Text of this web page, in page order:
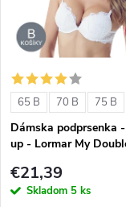
t
o
v
t
o
v65 B 70 B 75 B
Dámska podprsenka
up - Lormar My
€21,39
Skladom 5 ks